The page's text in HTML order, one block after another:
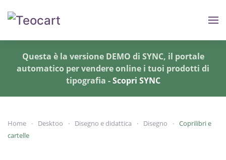
Skip to main content
Questa è la versione DEMO di SYNC, il portale
automatico per vendere online i tuoi prodotti di
tipografia -Scopri SYNC
Home Desktoo Disegno e didattica Disegno
Coprilibri e
cartelle